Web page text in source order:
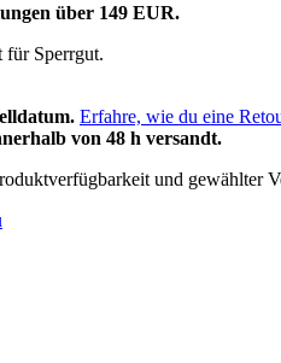
über 149 EUR.
für Sperrgut.
Erfahre, wie du eine
von 48 h versandt.
und gewählter